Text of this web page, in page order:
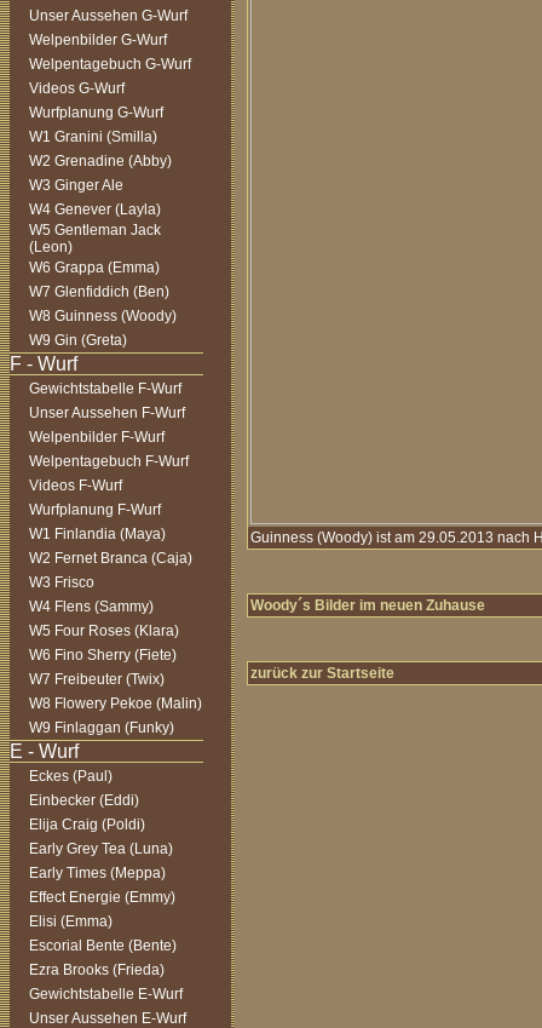
Unser Aussehen G-Wurf
Welpenbilder G-Wurf
Welpentagebuch G-Wurf
Videos G-Wurf
Wurfplanung G-Wurf
W1 Granini (Smilla)
W2 Grenadine (Abby)
W3 Ginger Ale
W4 Genever (Layla)
W5 Gentleman Jack
(Leon)
W6 Grappa (Emma)
W7 Glenfiddich (Ben)
W8 Guinness (Woody)
W9 Gin (Greta)
Gewichtstabelle F-Wurf
Unser Aussehen F-Wurf
Welpenbilder F-Wurf
Welpentagebuch F-Wurf
Videos F-Wurf
Wurfplanung F-Wurf
W1 Finlandia (Maya)
W2 Fernet Branca (Caja)
W3 Frisco
W4 Flens (Sammy)
W5 Four Roses (Klara)
W6 Fino Sherry (Fiete)
W7 Freibeuter (Twix)
W8 Flowery Pekoe (Malin)
W9 Finlaggan (Funky)
Eckes (Paul)
Einbecker (Eddi)
Elija Craig (Poldi)
Early Grey Tea (Luna)
Early Times (Meppa)
Effect Energie (Emmy)
Elisi (Emma)
Escorial Bente (Bente)
Ezra Brooks (Frieda)
Gewichtstabelle E-Wurf
Unser Aussehen E-Wurf
Guinness (Woody) ist am 29.05.2013 nach
Woody´s Bilder im neuen Zuhause
zurück zur Startseite